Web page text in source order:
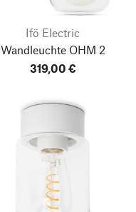
Ifö Electric
Wandleuchte OHM 2
319,00 €